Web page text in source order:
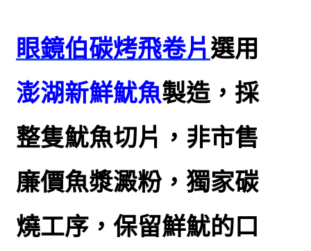
眼鏡伯碳烤飛卷片選用
澎湖新鮮魷魚製造，採
整隻魷魚切片，非市售
廉價魚漿澱粉，獨家碳
燒工序，保留鮮魷的口